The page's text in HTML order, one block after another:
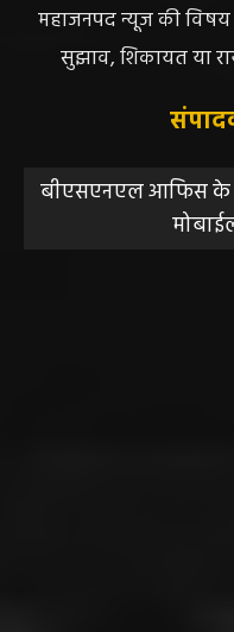
महाजनपद न्यूज की
सुझाव, शिकायत या
बीएसएनएल आफिस के